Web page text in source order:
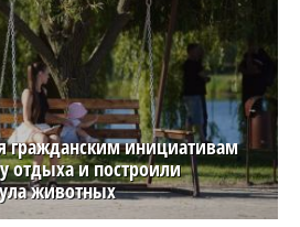
гражданским инициативам
отдыха и построили
животных